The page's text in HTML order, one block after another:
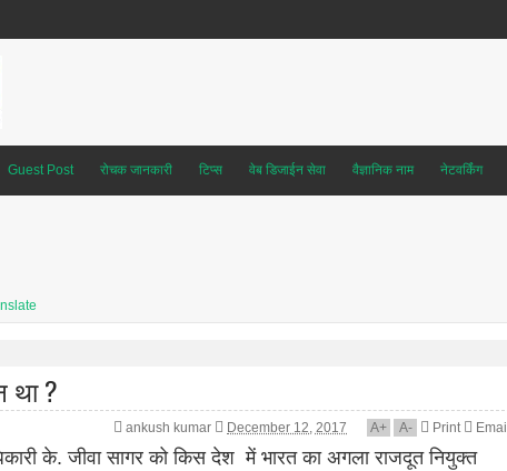
Guest Post रोचक जानकारी टिप्स वेब डिजाईन सेवा वैज्ञानिक नाम नेटवर्किंग
था ?
ankush kumar December 12, 2017 A+ A- Print Email
के. जीवा सागर को किस देश में भारत का अगला राजदूत नियुक्त